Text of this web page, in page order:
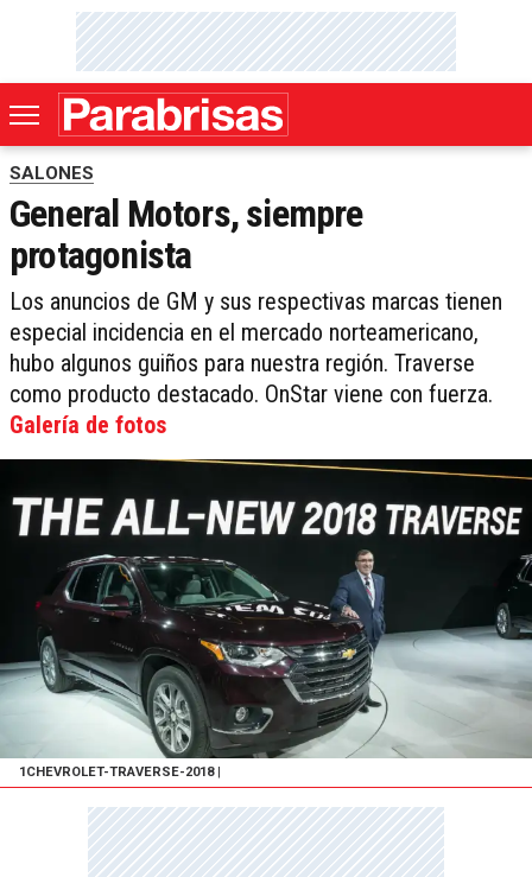
SALONES
General Motors, siempre
protagonista
Los anuncios de GM y sus respectivas marcas tienen
especial incidencia en el mercado norteamericano,
hubo algunos guiños para nuestra región. Traverse
como producto destacado. OnStar viene con fuerza.
Galería de fotos
1CHEVROLET-TRAVERSE-2018|